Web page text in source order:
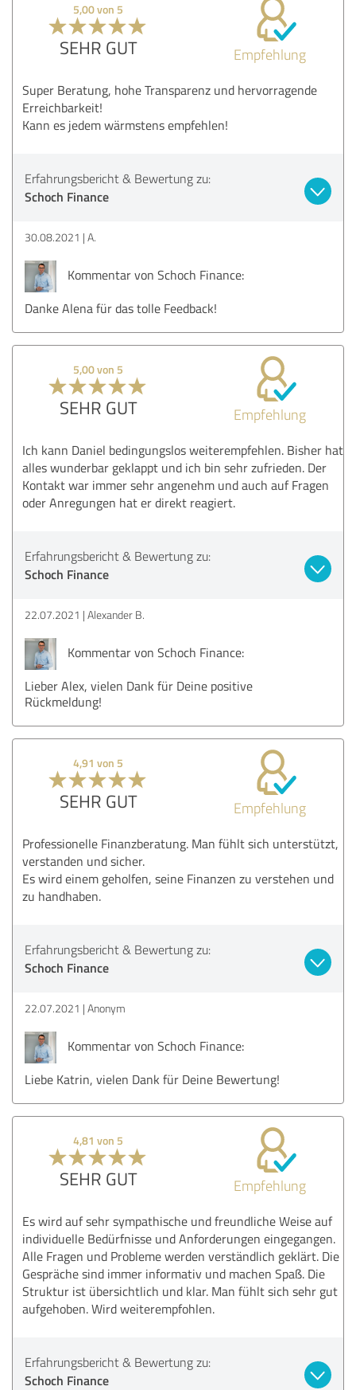
5,00 von 5
SEHR GUT Empfehlung
Super Beratung, hohe Transparenz und hervorragende
Erreichbarkeit!
Kann es jedem wärmstens empfehlen!
Erfahrungsbericht & Bewertung zu:
Schoch Finance
30.08.2021 A.
Kommentar von Schoch Finance:
Danke Alena für das tolle Feedback!
5,00 von 5
SEHR GUT Empfehlung
Ich kann Daniel bedingungslos weiterempfehlen. Bisher hat
alles wunderbar geklappt und ich bin sehr zufrieden. Der
Kontakt war immer sehr angenehm und auch auf Fragen
oder Anregungen hat er direkt reagiert.
Erfahrungsbericht & Bewertung zu:
Schoch Finance
22.07.2021 Alexander B.
Kommentar von Schoch Finance:
Lieber Alex, vielen Dank für Deine positive
Rückmeldung!
4,91 von 5
SEHR GUT Empfehlung
Professionelle Finanzberatung. Man fühlt sich unterstützt,
verstanden und sicher.
Es wird einem geholfen, seine Finanzen zu verstehen und
zu handhaben.
Erfahrungsbericht & Bewertung zu:
Schoch Finance
22.07.2021 Anonym
Kommentar von Schoch Finance:
Liebe Katrin, vielen Dank für Deine Bewertung!
4,81 von 5
SEHR GUT Empfehlung
Es wird auf sehr sympathische und freundliche Weise auf
individuelle Bedürfnisse und Anforderungen eingegangen.
Alle Fragen und Probleme werden verständlich geklärt. Die
Gespräche sind immer informativ und machen Spaß. Die
Struktur ist übersichtlich und klar. Man fühlt sich sehr gut
aufgehoben. Wird weiterempfohlen.
Erfahrungsbericht & Bewertung zu:
Schoch Finance